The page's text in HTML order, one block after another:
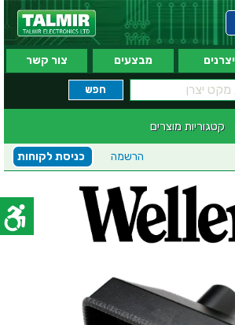
יצרנים מבצעים צור קשר
קטגוריות מוצרים
כניסת לקוחות הרשמה